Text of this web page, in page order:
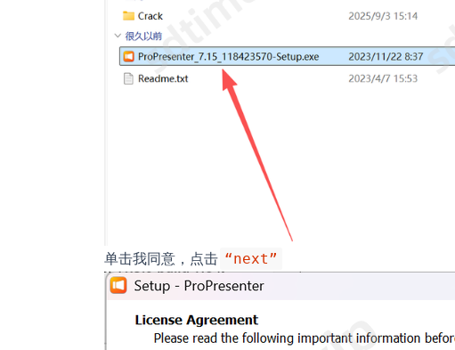
单击我同意，点击 “next”